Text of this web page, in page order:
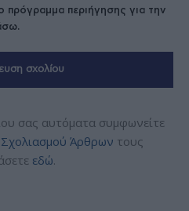
πρόγραμμα περιήγησης για την
σας αυτόματα συμφωνείτε
Άρθρων τους
εδώ.